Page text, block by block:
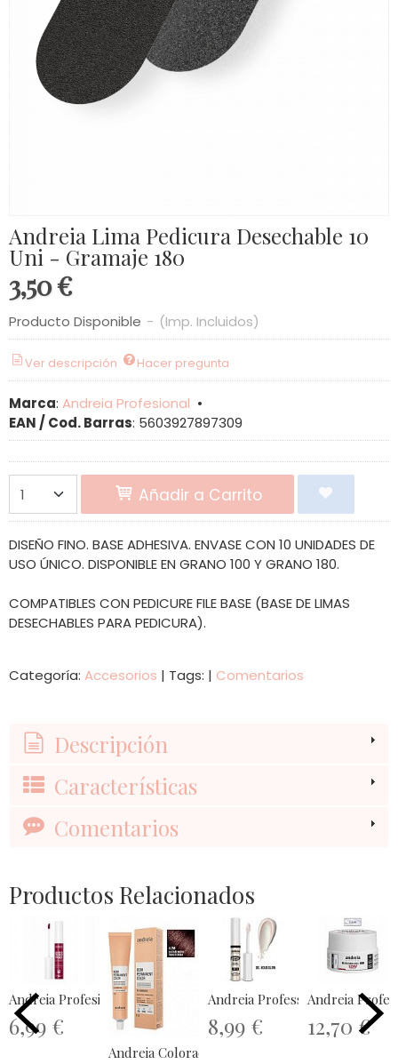
Andreia Lima Pedicura Desechable 10
Uni - Gramaje 180
3,50 €
Producto Disponible - (Imp. Incluidos)
Ver descripción Hacer pregunta
Marca: Andreia Profesional •
EAN / Cod. Barras: 5603927897309
Añadir a Carrito
DISEÑO FINO. BASE ADHESIVA. ENVASE CON 10 UNIDADES DE
USO ÚNICO. DISPONIBLE EN GRANO 100 Y GRANO 180.
COMPATIBLES CON PEDICURE FILE BASE (BASE DE LIMAS
DESECHABLES PARA PEDICURA).
Categoría: Accesorios | Tags: | Comentarios
Descripción
Características
Comentarios
Productos Relacionados
Andreia Profesional Kiss Proof Deep...
6,99 €
Andreia Coloración Demi Permanente...
Andreia Professional
8,99 €
Andreia
12,70 €